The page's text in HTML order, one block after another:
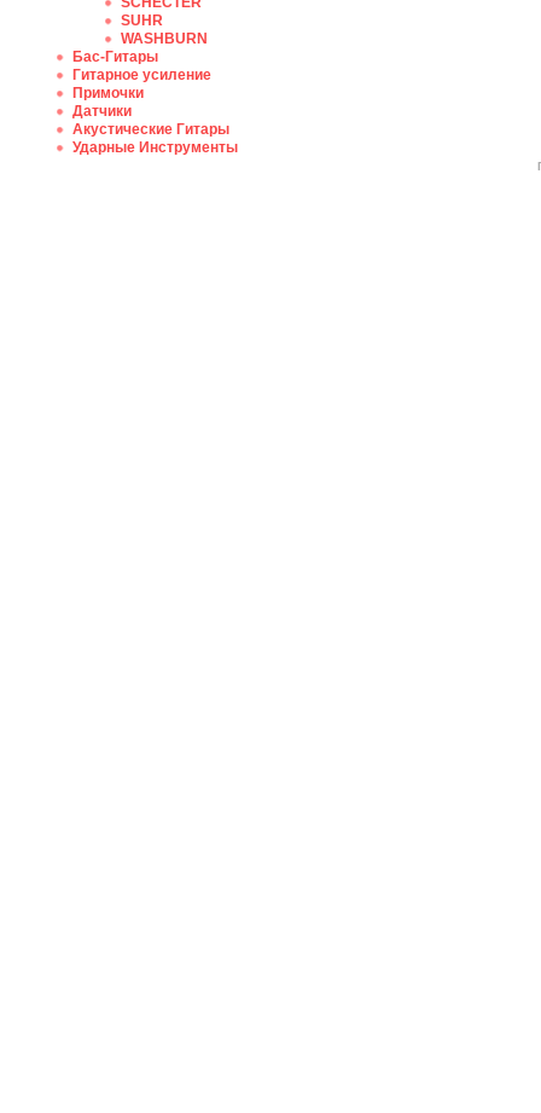
SUHR
WASHBURN
Бас-Гитары
Гитарное усиление
Примочки
Датчики
Акустические Гитары
Ударные Инструменты